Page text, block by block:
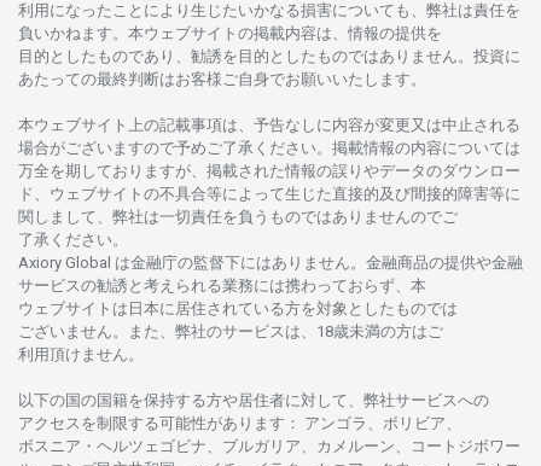
利用になったことにより 生じたいかなる損害についても、 弊社は責任を
負いかねます。 本ウェブサイトの掲載内容は、 情報の提供を
目的としたものであり、 勧誘を 目的としたものではありません。 投資に
あたっての最終判断はお客様ご自身でお願いいたします。
本ウェブサイト 上の記載事項は、 予告なしに内容が変更又は中止さ れる
場合がございますので予めご了承ください。 掲載情報の内容については
万全を期しておりますが、 掲載さ れた情報の誤りやデータのダウンロー
ド、 ウェブサイトの不具合等によって生じた 直接的及び間接的障害等に
関し まして、 弊社は一切責任を負うものではありませんのでご
了承ください。
Axiory Global は金融庁の監督下にはありません。 金融商品の提供や金融
サービスの勧誘と 考えられる業務には携わっておらず、 本
ウェブサイトは 日本に居住さ れている方を対象としたものでは
ございません。
また、 弊社のサービスは、18歳未満の方はご
利用頂けません。
以下の国の国籍を保持する方や居住者に対して、 弊社サービスへの
アクセスを制限する可能性があります ： アンゴラ、ボリビア、
ボスニア ・ ヘルツェゴビナ、ブルガリア、カメルーン、コートジボワー